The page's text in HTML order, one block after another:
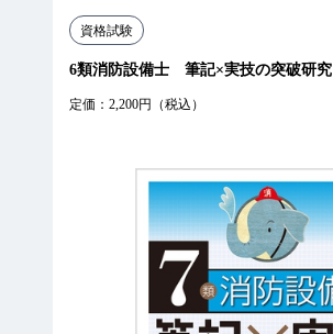
資格試験
6類消防設備士 筆記×実技の突破研究
定価：2,200円（税込）